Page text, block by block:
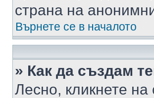
страна на
Върнете се в началото
» Как да създам
Лесно, кликнете на